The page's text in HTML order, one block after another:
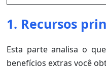
1. Recursos
Esta parte analisa o
benefícios extras você